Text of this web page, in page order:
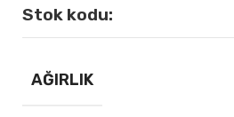
Stok kodu:
AĞIRLIK